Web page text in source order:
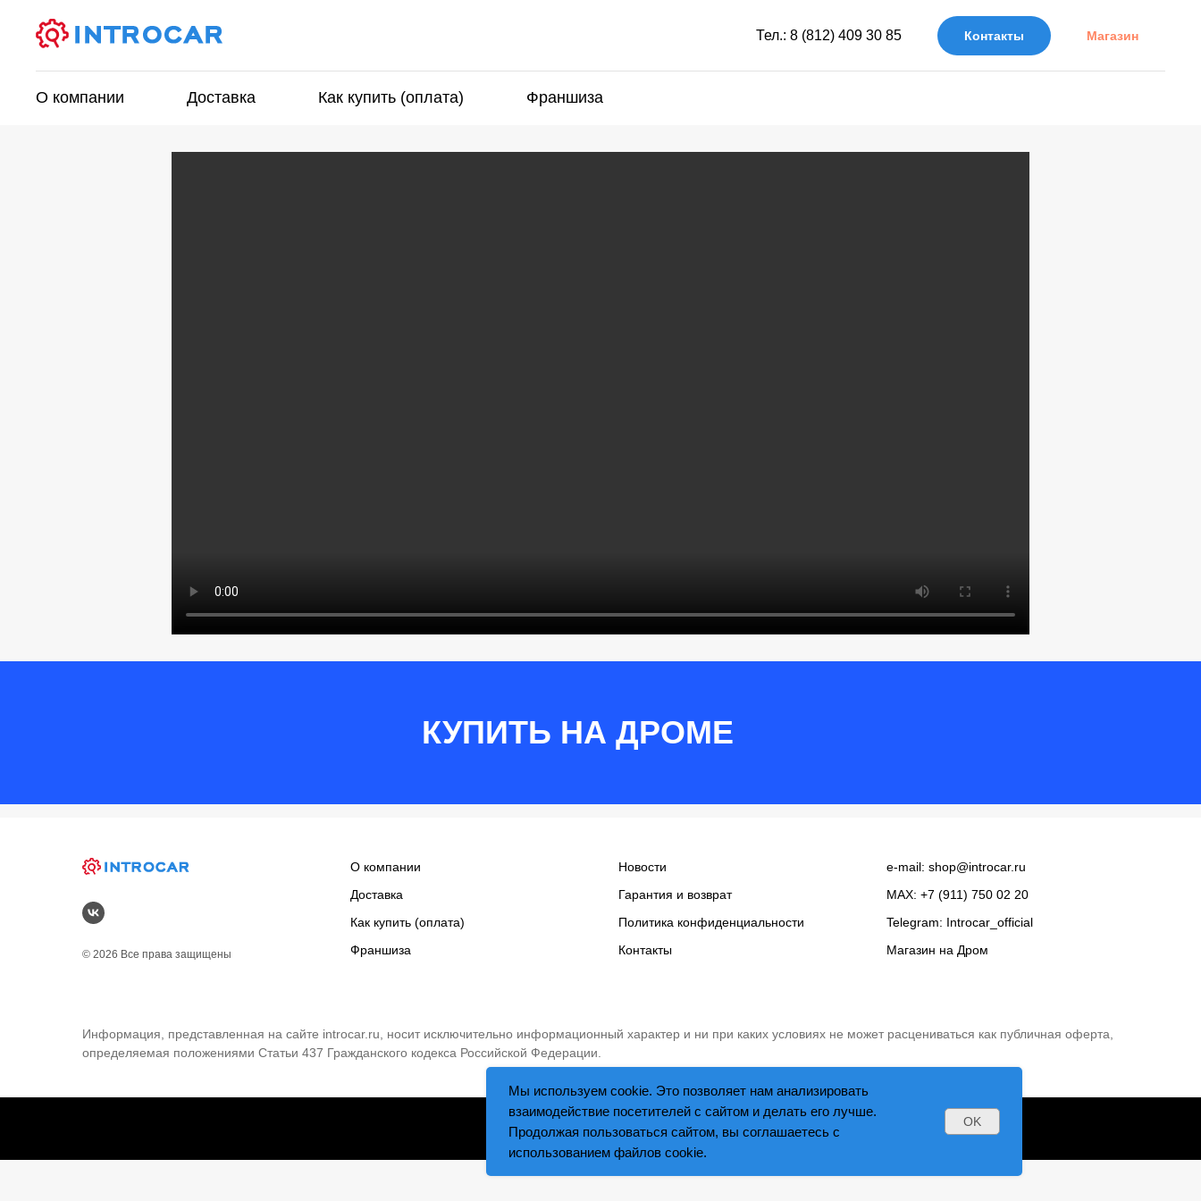
Тел.: 8 (812) 409 30 85 Контакты Магазин
О компании Доставка Как купить (оплата) Франшиза
КУПИТЬ НА ДРОМЕ
© 2026 Все права защищены
О компании
Доставка
Как купить (оплата)
Франшиза
Новости
Гарантия и возврат
Политика конфиденциальности
Контакты
e-mail: shop@introcar.ru
MAX: +7 (911) 750 02 20
Telegram: Introcar_official
Магазин на Дром
Информация, представленная на сайте introcar.ru, носит исключительно информационный характер и ни при каких условиях не может расцениваться как публичная оферта,
определяемая положениями Статьи 437 Гражданского кодекса Российской Федерации.
Мы используем cookie. Это позволяет нам анализировать
взаимодействие посетителей с сайтом и делать его лучше.
Продолжая пользоваться сайтом, вы соглашаетесь с
использованием файлов cookie.
OK
Made on Tilda